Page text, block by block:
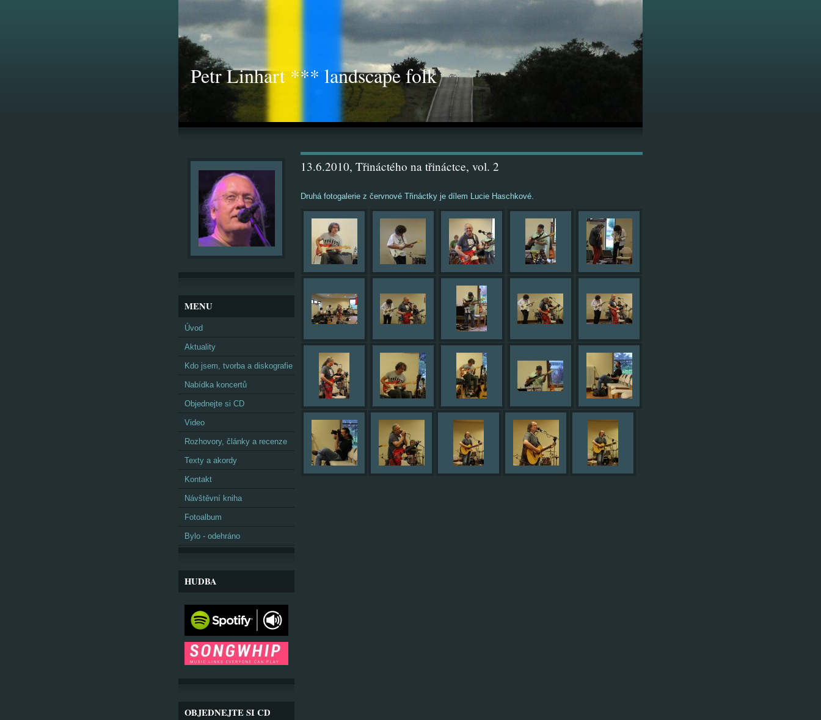
Petr Linhart *** landscape folk
13.6.2010, Třináctého na třináctce, vol. 2
Druhá fotogalerie z červnové Třináctky je dílem Lucie Haschkové.
MENU
Úvod
Aktuality
Kdo jsem, tvorba a diskografie
Nabídka koncertů
Objednejte si CD
Video
Rozhovory, články a recenze
Texty a akordy
Kontakt
Návštěvní kniha
Fotoalbum
Bylo - odehráno
HUDBA
OBJEDNEJTE SI CD